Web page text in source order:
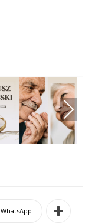
Next
WhatsApp